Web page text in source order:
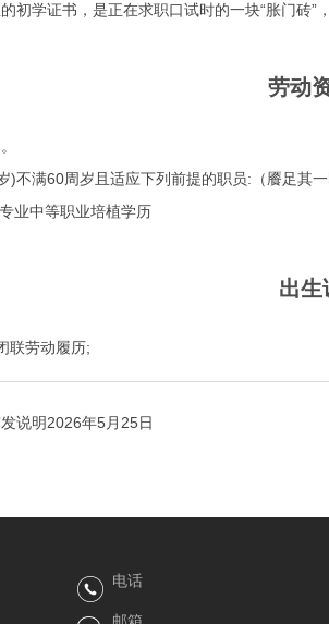
初学证书，是正在求职口试时的一块“胀门砖
劳动
满60周岁且适应下列前提的职员:（餍足其一
中等职业培植学历
出生
联劳动履历;
说明2026年5月25日
电话
邮箱